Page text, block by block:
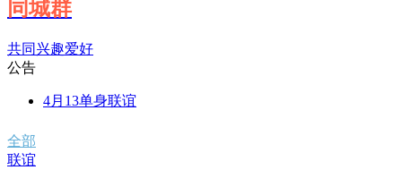
同城群
共同兴趣爱好
公告
4月13单身联谊
全部
联谊